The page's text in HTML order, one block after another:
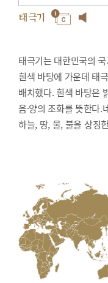
태극기
태극기는 대한민국의
흰색 바탕에 가운데 태
배치했다. 흰색 바탕은
음·양의 조화를 뜻한다.
하늘, 땅, 물, 불을 상징